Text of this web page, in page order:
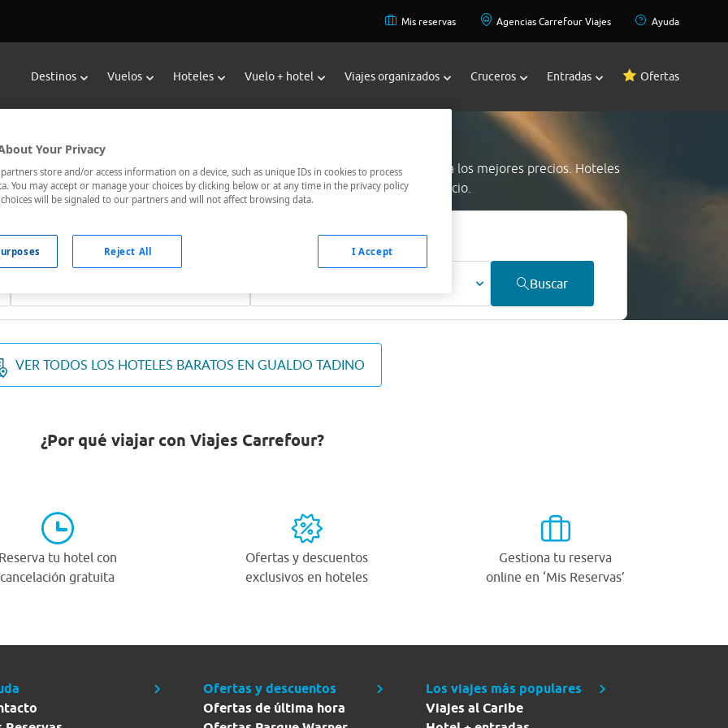
Mis reservas Agencias Carrefour Viajes Ayuda
Destinos Vuelos Hoteles Vuelo + hotel Viajes organizados Cruceros Entradas Ofertas
Hoteles en Gualdo Tadino
de hoteles de Viajes Carrefour te ofrece hoteles baratos en Gualdo Tadino
a los mejores precios. Hoteles
comunicados, el hotel que busques nosotros te lo encontramos al mejor precio.
Fechas *
Buscar
VER TODOS LOS HOTELES BARATOS EN GUALDO TADINO
¿Por qué viajar con Viajes Carrefour?
Reserva tu hotel con
cancelación gratuita
Ofertas y descuentos
exclusivos en hoteles
Gestiona tu reserva
online en ‘Mis Reservas’
Ofertas y descuentos
Ofertas de última hora
Los viajes más populares
Viajes al Caribe
Your Privacy
store and/or access information on a device, such as unique IDs in cookies to process
You may accept or manage your choices by clicking below or at any time in the privacy policy
choices will be signaled to our partners and will not affect browsing data.
Reject All I Accept